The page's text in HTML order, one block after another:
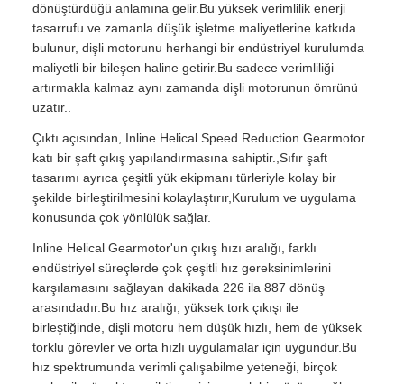
dönüştürdüğü anlamına gelir.Bu yüksek verimlilik enerji
tasarrufu ve zamanla düşük işletme maliyetlerine katkıda
bulunur, dişli motorunu herhangi bir endüstriyel kurulumda
maliyetli bir bileşen haline getirir.Bu sadece verimliliği
artırmakla kalmaz aynı zamanda dişli motorunun ömrünü
uzatır..
Çıktı açısından, Inline Helical Speed Reduction Gearmotor
katı bir şaft çıkış yapılandırmasına sahiptir.,Sıfır şaft
tasarımı ayrıca çeşitli yük ekipmanı türleriyle kolay bir
şekilde birleştirilmesini kolaylaştırır,Kurulum ve uygulama
konusunda çok yönlülük sağlar.
Inline Helical Gearmotor'un çıkış hızı aralığı, farklı
endüstriyel süreçlerde çok çeşitli hız gereksinimlerini
karşılamasını sağlayan dakikada 226 ila 887 dönüş
arasındadır.Bu hız aralığı, yüksek tork çıkışı ile
birleştiğinde, dişli motoru hem düşük hızlı, hem de yüksek
torklu görevler ve orta hızlı uygulamalar için uygundur.Bu
hız spektrumunda verimli çalışabilme yeteneği, birçok